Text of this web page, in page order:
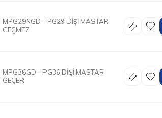
MPG29NGD - PG29 DİŞİ MASTAR
GEÇMEZ
MPG36GD - PG36 DİŞİ MASTAR
GEÇER